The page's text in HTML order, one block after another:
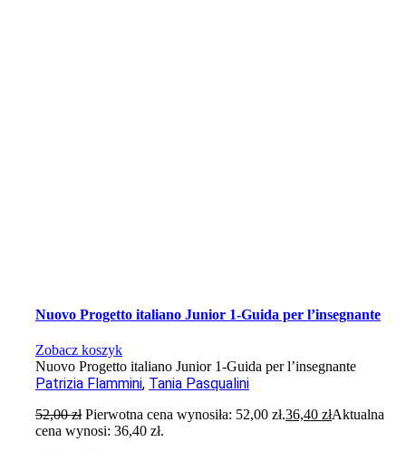
Nuovo Progetto italiano Junior 1-Guida per l’insegnante
Zobacz koszyk
Nuovo Progetto italiano Junior 1-Guida per l’insegnante
Patrizia Flammini, Tania Pasqualini
52,00zł Pierwotna cena wynosiła: 52,00 zł.36,40złAktualna
cena wynosi: 36,40 zł.